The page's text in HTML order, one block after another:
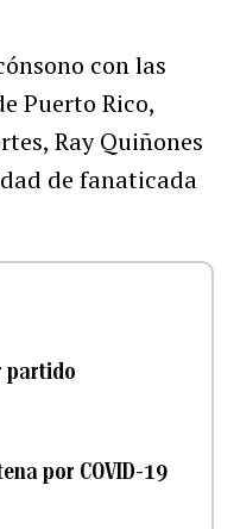
con las
Puerto Rico,
Ray Quiñones
de fanaticada
partido
por COVID-19